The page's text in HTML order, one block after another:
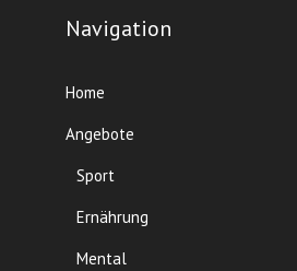
Navigation
Home
Angebote
Sport
Ernährung
Mental